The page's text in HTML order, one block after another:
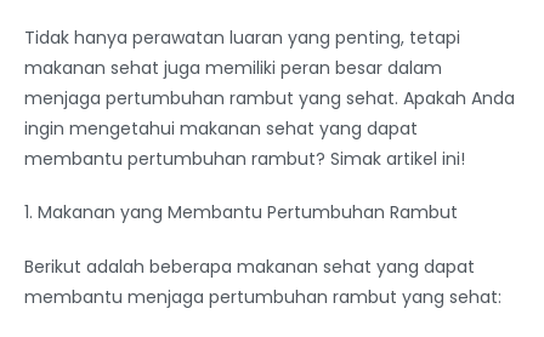
Tidak hanya perawatan luaran yang penting, tetapi
makanan sehat juga memiliki peran besar dalam
menjaga pertumbuhan rambut yang sehat. Apakah Anda
ingin mengetahui makanan sehat yang dapat
membantu pertumbuhan rambut? Simak artikel ini!
1. Makanan yang Membantu Pertumbuhan Rambut
Berikut adalah beberapa makanan sehat yang dapat
membantu menjaga pertumbuhan rambut yang sehat: